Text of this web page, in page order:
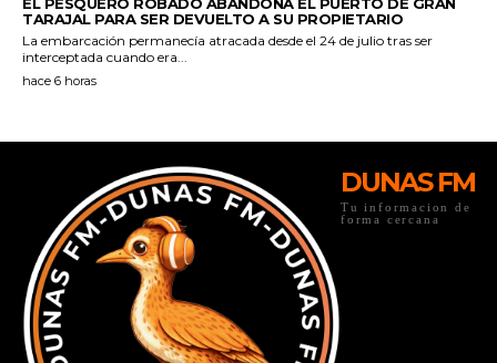
DUNAS FM
Tu informacion de
forma cercana